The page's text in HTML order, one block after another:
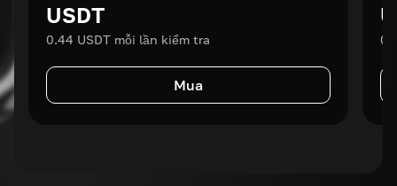
USDT
0.44 USDT mỗi lần kiểm tra
Mua